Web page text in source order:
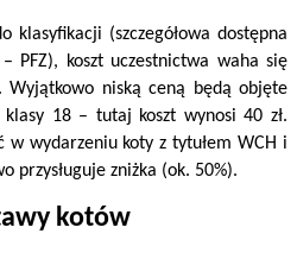
klasyfikacji (szczegółowa dostępna
PFZ), koszt uczestnictwa waha się
Wyjątkowo niską ceną będą objęte
klasy 18 – tutaj koszt wynosi 40 zł.
w wydarzeniu koty z tytułem WCH i
przysługuje zniżka (ok. 50%).
kotów